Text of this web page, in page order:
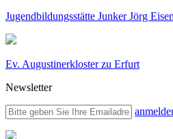
Jugendbildungsstätte Junker Jörg
Ev. Augustinerkloster zu Erfurt
Newsletter